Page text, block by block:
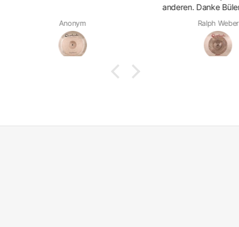
anderen. Danke Bülent, wieder
Und
mein